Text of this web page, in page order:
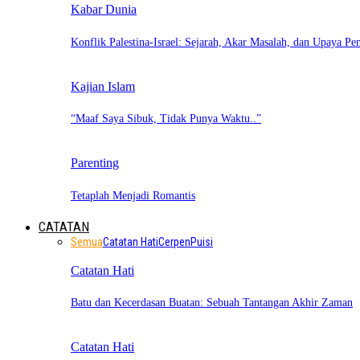
Kabar Dunia
Konflik Palestina-Israel: Sejarah, Akar Masalah, dan Upaya
Kajian Islam
“Maaf Saya Sibuk, Tidak Punya Waktu..”
Parenting
Tetaplah Menjadi Romantis
CATATAN
SemuaCatatan HatiCerpenPuisi
Catatan Hati
Batu dan Kecerdasan Buatan: Sebuah Tantangan Akhir Zaman
Catatan Hati